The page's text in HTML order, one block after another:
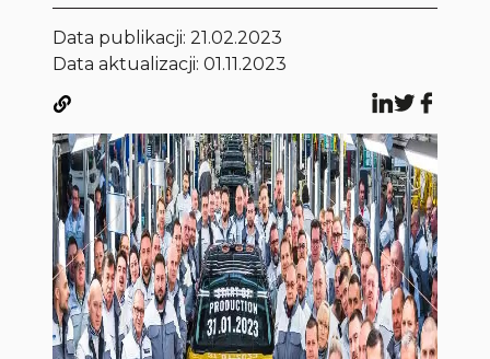
Data publikacji:21.02.2023
Data aktualizacji: 01.11.2023